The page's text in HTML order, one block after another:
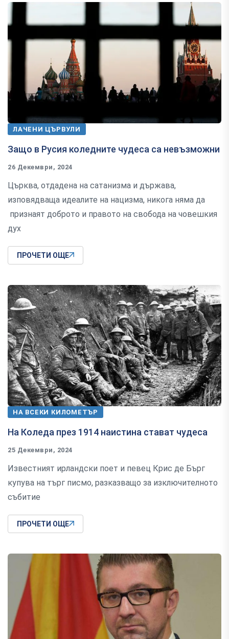
ЛАЧЕНИ ЦЪРВУЛИ
Защо в Русия коледните чудеса са невъзможни
26 Декември, 2024
Църква, отдадена на сатанизма и държава,
изповядваща идеалите на нацизма, никога няма да
признаят доброто и правото на свобода на човешкия
дух
ПРОЧЕТИ ОЩЕ
НА ВСЕКИ КИЛОМЕТЪР
На Коледа през 1914 наистина стават чудеса
25 Декември, 2024
Известният ирландски поет и певец Крис де Бърг
купува на търг писмо, разказващо за изключителното
събитие
ПРОЧЕТИ ОЩЕ